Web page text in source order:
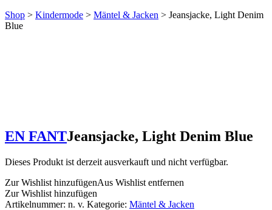
Shop > Kindermode > Mäntel & Jacken > Jeansjacke, Light Denim
Blue
EN FANTJeansjacke, Light Denim Blue
Dieses Produkt ist derzeit ausverkauft und nicht verfügbar.
Zur Wishlist hinzufügenAus Wishlist entfernen
Zur Wishlist hinzufügen
Artikelnummer: n. v. Kategorie: Mäntel & Jacken